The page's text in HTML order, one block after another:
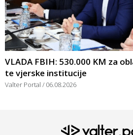
VLADA FBIH: 530.000 KM za
te vjerske institucije
Valter Portal 06.08.2026